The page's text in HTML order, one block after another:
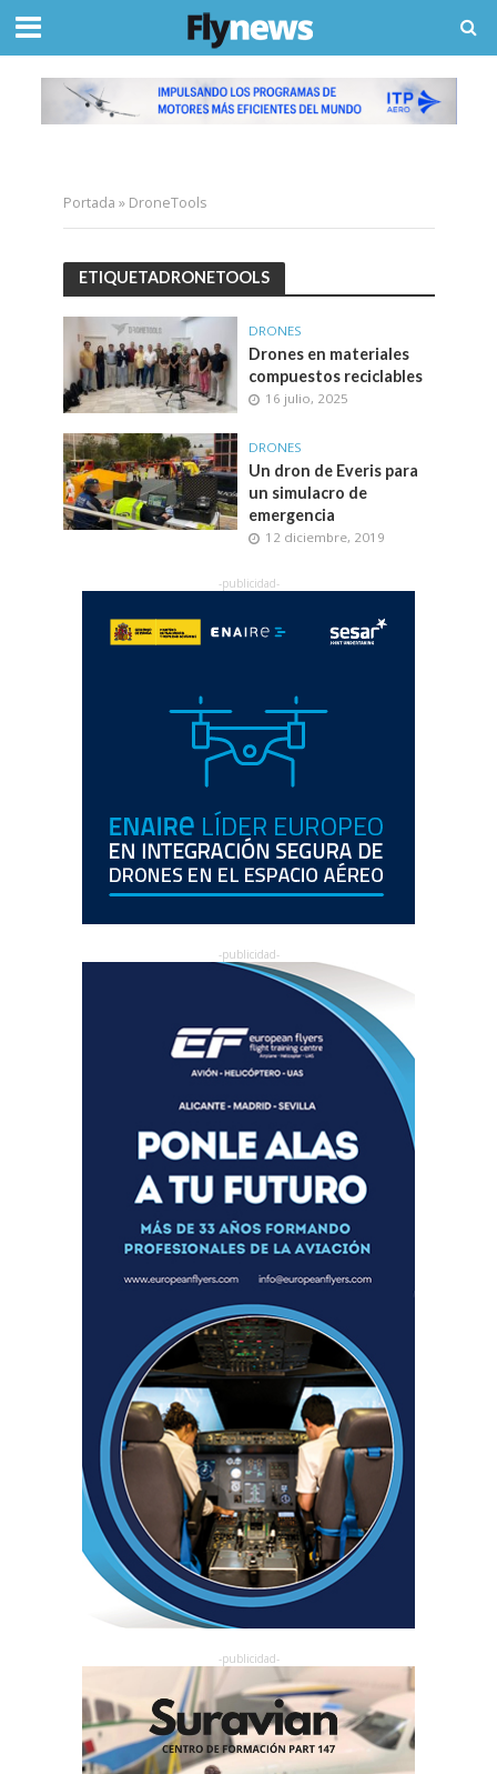
Portada » DroneTools
ETIQUETADRONETOOLS
DRONES
Drones en materiales
compuestos reciclables
16 julio, 2025
DRONES
Un dron de Everis para
un simulacro de
emergencia
12 diciembre, 2019